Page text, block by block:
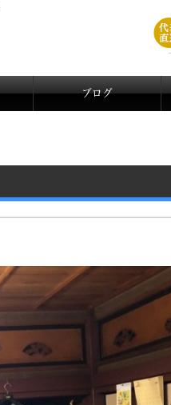
ブログ